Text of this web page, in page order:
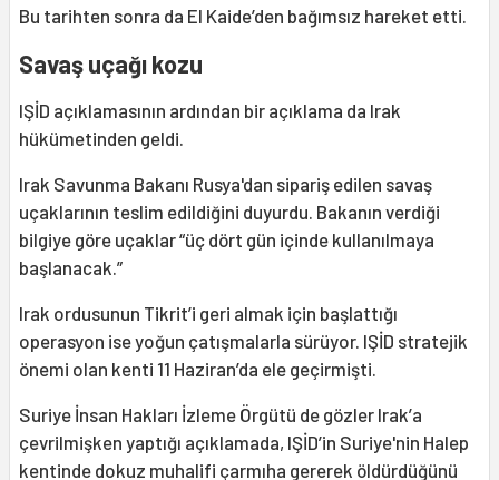
Bu tarihten sonra da El Kaide’den bağımsız hareket etti.
Savaş uçağı kozu
IŞİD açıklamasının ardından bir açıklama da Irak
hükümetinden geldi.
Irak Savunma Bakanı Rusya'dan sipariş edilen savaş
uçaklarının teslim edildiğini duyurdu. Bakanın verdiği
bilgiye göre uçaklar “üç dört gün içinde kullanılmaya
başlanacak.”
Irak ordusunun Tikrit’i geri almak için başlattığı
operasyon ise yoğun çatışmalarla sürüyor. IŞİD stratejik
önemi olan kenti 11 Haziran’da ele geçirmişti.
Suriye İnsan Hakları İzleme Örgütü de gözler Irak’a
çevrilmişken yaptığı açıklamada, IŞİD’in Suriye'nin Halep
kentinde dokuz muhalifi çarmıha gererek öldürdüğünü